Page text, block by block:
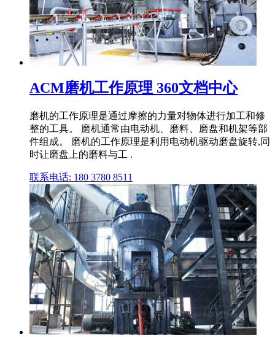
ACM磨机工作原理 360文档中心
磨机的工作原理是通过摩擦的力量对物体进行加工和修
整的工具。 磨机通常由电动机、磨料、磨盘和机架等部
件组成。 磨机的工作原理是利用电动机驱动磨盘旋转,同
时让磨盘上的磨料与工 .
联系电话: 180 3780 8511